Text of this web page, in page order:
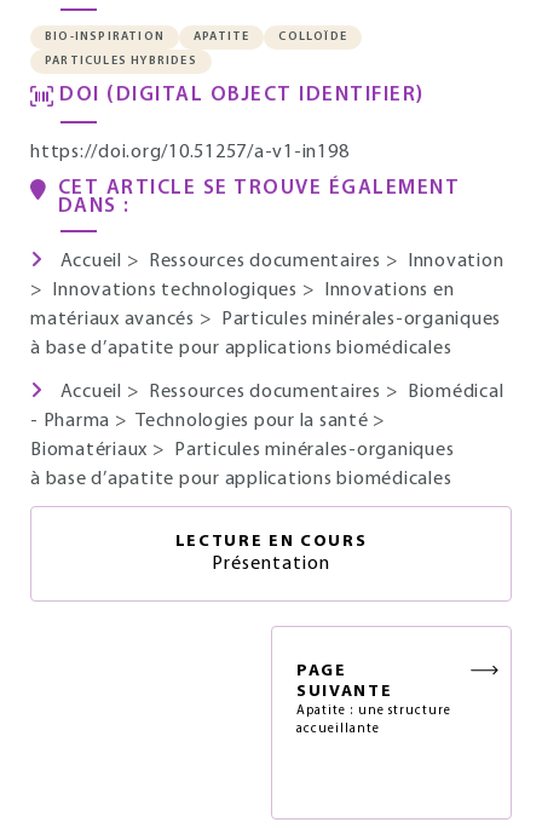
BIO-INSPIRATION APATITE
COLLOÏDE
PARTICULES HYBRIDES
DOI (DIGITAL OBJECT IDENTIFIER)
https://doi.org/10.51257/a-v1-in198
CET ARTICLE SE TROUVE ÉGALEMENT
DANS :
Accueil > Ressources documentaires >
Innovation
>
Innovations technologiques >
Innovations en
matériaux avancés >
Particules minérales-organiques
à base d’apatite pour applications biomédicales
Accueil > Ressources documentaires >
Biomédical
- Pharma > Technologies pour la santé >
Biomatériaux >
Particules minérales-organiques
à base d’apatite pour applications biomédicales
LECTURE EN COURS
Présentation
PAGE
SUIVANTE
Apatite : une structure
accueillante